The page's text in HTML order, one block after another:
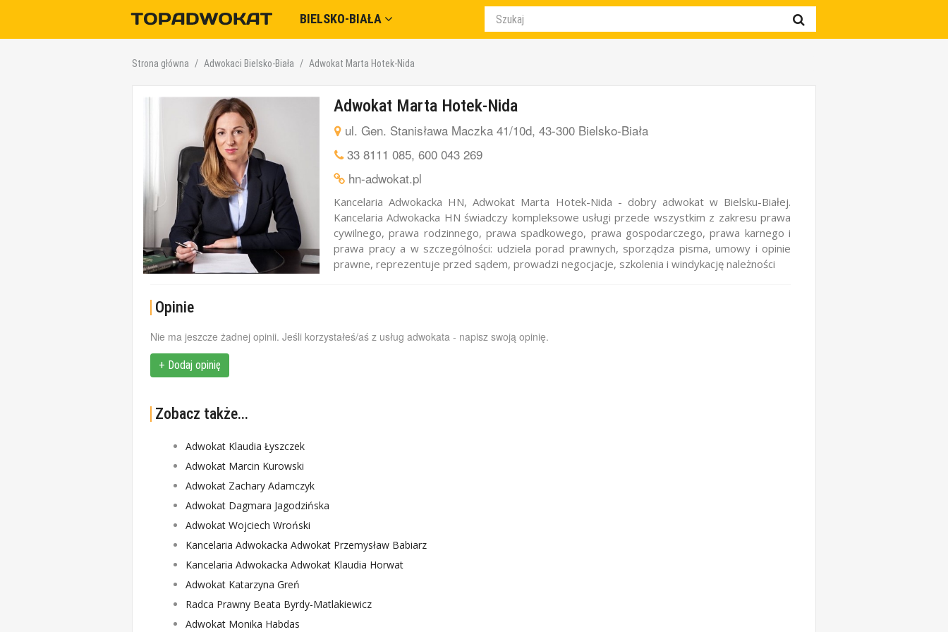
BIELSKO-BIAŁA
Strona główna Adwokaci Bielsko-Biała Adwokat Marta Hotek-Nida
Adwokat Marta Hotek-Nida
ul. Gen. Stanisława Maczka 41/10d, 43-300 Bielsko-Biała
33 8111 085, 600 043 269
hn-adwokat.pl
Kancelaria Adwokacka HN, Adwokat Marta Hotek-Nida - dobry adwokat w Bielsku-Białej.
Kancelaria Adwokacka HN świadczy kompleksowe usługi przede wszystkim z zakresu prawa
cywilnego, prawa rodzinnego, prawa spadkowego, prawa gospodarczego, prawa karnego i
prawa pracy a w szczególności: udziela porad prawnych, sporządza pisma, umowy i opinie
prawne, reprezentuje przed sądem, prowadzi negocjacje, szkolenia i windykację należności
Opinie
Nie ma jeszcze żadnej opinii. Jeśli korzystałeś/aś z usług adwokata - napisz swoją opinię.
+ Dodaj opinię
Zobacz także...
Adwokat Klaudia Łyszczek
Adwokat Marcin Kurowski
Adwokat Zachary Adamczyk
Adwokat Dagmara Jagodzińska
Adwokat Wojciech Wroński
Kancelaria Adwokacka Adwokat Przemysław Babiarz
Kancelaria Adwokacka Adwokat Klaudia Horwat
Adwokat Katarzyna Greń
Radca Prawny Beata Byrdy-Matlakiewicz
Adwokat Monika Habdas